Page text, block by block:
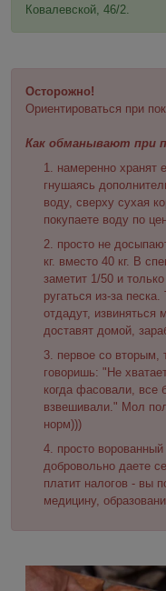
Ковалевской, 46/2.
Осторожно!
Ориентироваться при
Как обманывают при
намеренно хранят
гнушаясь
воду, сверху сухая
покупаете воду по
просто не
кг. вместо 40 кг. В
заметит 1/50 и
ругаться из-за
отдадут, извиняться
доставят домой,
первое со вторым,
говоришь: "Не
когда фасовали,
взвешивали." Мол
норм)))
просто
добровольно даете
платит налогов - вы
медицину,